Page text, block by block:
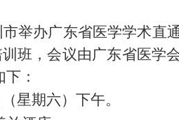
市举办广东省医学学术直
班，会议由广东省医学
下 ：
（星期六） 下午。